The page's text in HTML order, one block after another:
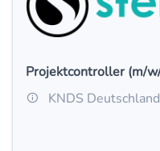
Projektcontroller (m/
KNDS